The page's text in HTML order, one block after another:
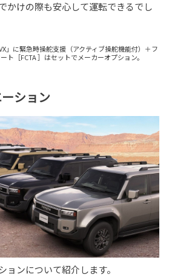
かけの際も安心して運転できるでし
」に緊急時操舵支援（アクティブ操舵機能付）＋フ
ト［FCTA ］はセットでメーカーオプション。
ション
ョンについて紹介します。